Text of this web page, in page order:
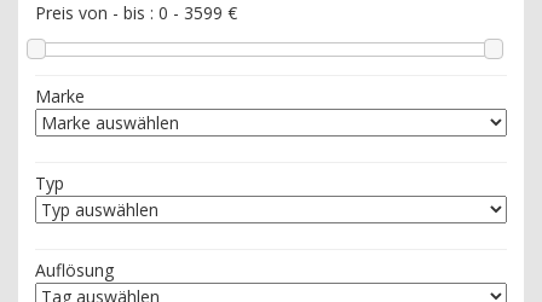
Preis von - bis : 0 - 3599 €
Marke
Typ
Auflösung